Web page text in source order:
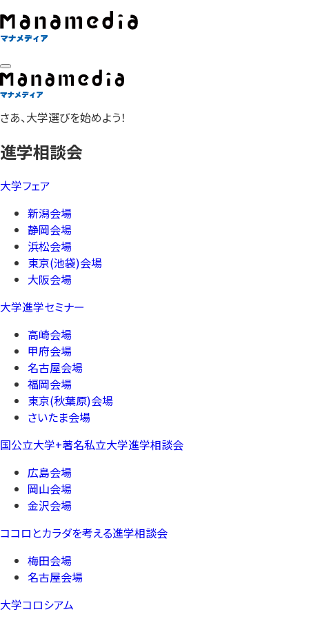
さあ、大学選びを始めよう！
進学相談会
大学フェア
新潟会場
静岡会場
浜松会場
東京(池袋)会場
大阪会場
大学進学セミナー
高崎会場
甲府会場
名古屋会場
福岡会場
東京(秋葉原)会場
さいたま会場
国公立大学+著名私立大学進学相談会
広島会場
岡山会場
金沢会場
ココロとカラダを考える進学相談会
梅田会場
名古屋会場
大学コロシアム